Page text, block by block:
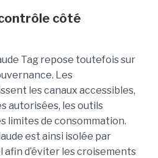
côté
Tag repose toutefois sur
Les
les canaux accessibles,
autorisées, les outils
limites de consommation.
est ainsi isolée par
d’éviter les croisements